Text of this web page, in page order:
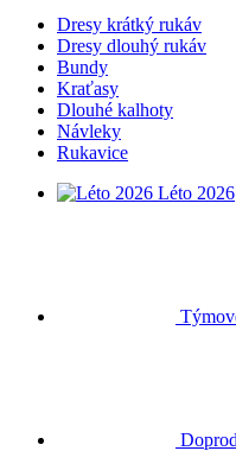
Dresy krátký rukáv
Dresy dlouhý rukáv
Bundy
Kraťasy
Dlouhé kalhoty
Návleky
Rukavice
Léto 2026